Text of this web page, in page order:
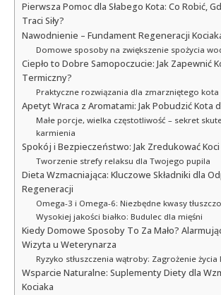
Pierwsza Pomoc dla Słabego Kota: Co Robić,
Traci Siły?
Nawodnienie – Fundament Regeneracji
Domowe sposoby na zwiększenie spożycia
Ciepło to Dobre Samopoczucie: Jak Zapewnić
Termiczny?
Praktyczne rozwiązania dla zmarzniętego kota
Apetyt Wraca z Aromatami: Jak Pobudzić Kota
Małe porcje, wielka częstotliwość – sekret
karmienia
Spokój i Bezpieczeństwo: Jak Zredukować
Tworzenie strefy relaksu dla Twojego pupila
Dieta Wzmacniająca: Kluczowe Składniki dla
Regeneracji
Omega-3 i Omega-6: Niezbędne kwasy
Wysokiej jakości białko: Budulec dla mięśni
Kiedy Domowe Sposoby To Za Mało?
Wizyta u Weterynarza
Ryzyko stłuszczenia wątroby: Zagrożenie życia
Wsparcie Naturalne: Suplementy Diety dla
Kociaka